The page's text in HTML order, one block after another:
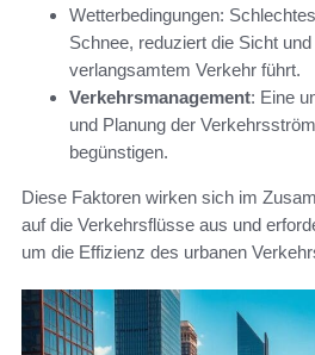
Wetterbedingungen:
Schnee, reduziert die Sicht
verlangsamtem Verkehr führt.
Verkehrsmanagement: Eine
und Planung der
begünstigen.
Diese Faktoren wirken sich im
auf die Verkehrsflüsse aus und
um die Effizienz des urbanen